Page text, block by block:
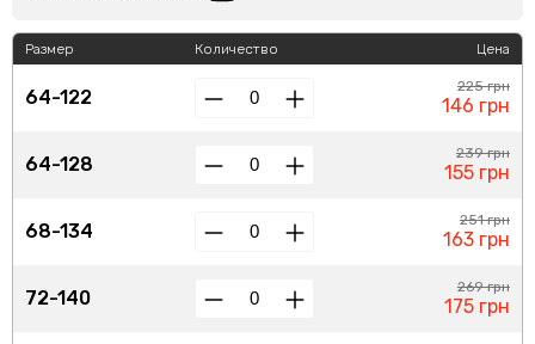
Размер
64-122
64-128
68-134
72-140
Количество Цена
225 грн
146 грн
239 грн
155 грн
251 грн
163 грн
269 грн
175 грн